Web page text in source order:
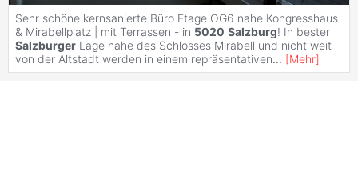
Sehr schöne kernsanierte Büro Etage OG6 nahe Kongresshaus
& Mirabellplatz | mit Terrassen - in 5020 Salzburg! In bester
Salzburger Lage nahe des Schlosses Mirabell und nicht weit
von der Altstadt werden in einem repräsentativen... [Mehr]